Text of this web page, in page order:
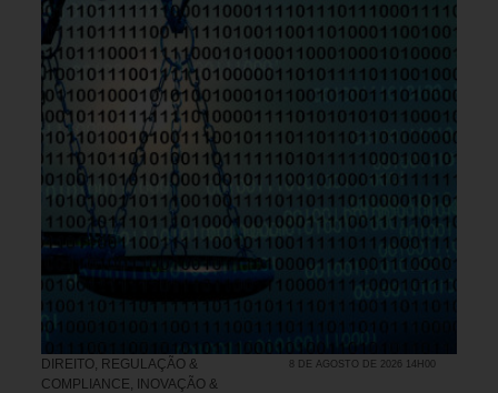
DIREITO, REGULAÇÃO &
COMPLIANCE INOVAÇÃO &
8 DE AGOSTO DE 2026 14H00